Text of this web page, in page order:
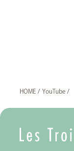
HOME / YouTube /